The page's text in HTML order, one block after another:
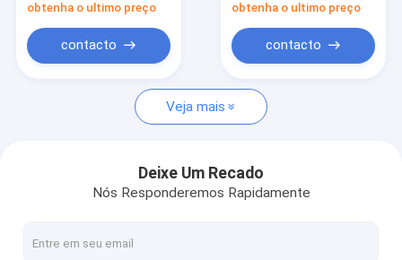
Pedir um orçamento
carro elétrico do byd
Carro Chery
Carro elétrico Lixiang
obtenha o ultimo preço
contacto
obtenha o ultimo preço
contacto
Veja mais
Deixe Um Recado
Nós Responderemos Rapidamente